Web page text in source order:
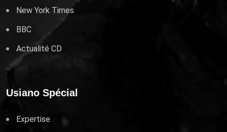
New York Times
BBC
Actualité CD
Usiano Spécial
Expertise